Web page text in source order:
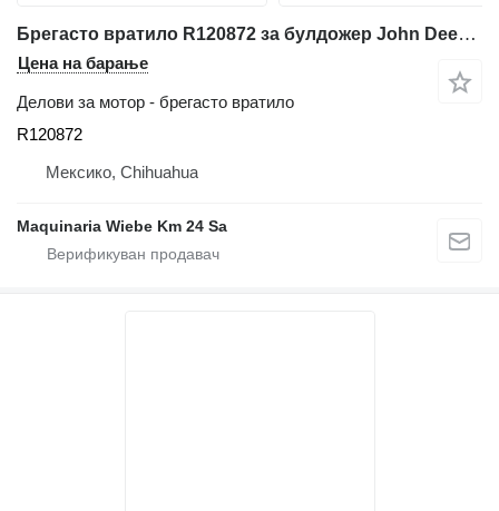
Брегасто вратило R120872 за булдожер John Deere 850C
Цена на барање
Делови за мотор - брегасто вратило
R120872
Мексико, Chihuahua
Maquinaria Wiebe Km 24 Sa